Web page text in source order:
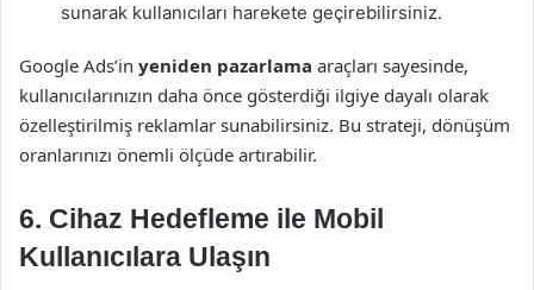
sunarak kullanıcıları harekete geçirebilirsiniz.
Google Ads’in yeniden pazarlama araçları sayesinde,
kullanıcılarınızın daha önce gösterdiği ilgiye dayalı olarak
özelleştirilmiş reklamlar sunabilirsiniz. Bu strateji, dönüşüm
oranlarınızı önemli ölçüde artırabilir.
6. Cihaz Hedefleme ile Mobil
Kullanıcılara Ulaşın